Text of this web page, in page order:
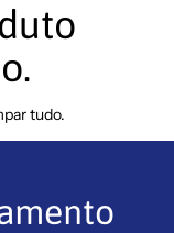
tudo.